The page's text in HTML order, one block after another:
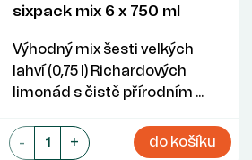
sixpack mix 6 x 750 ml
Výhodný mix šesti velkých
lahví (0,75 l) Richardových
limonád s čistě přírodním ...
- + do košíku